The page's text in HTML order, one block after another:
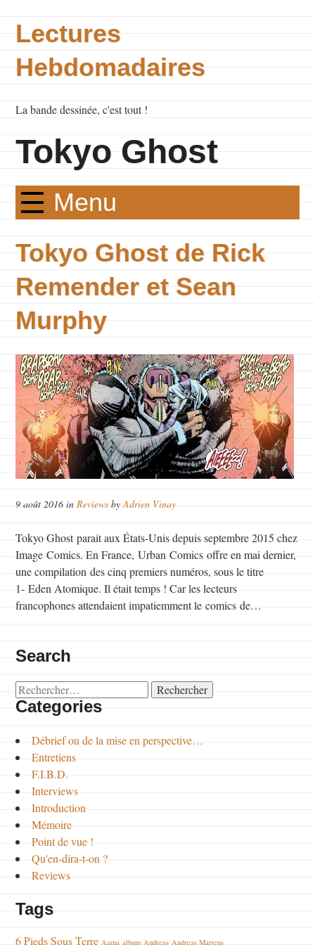
Lectures
Hebdomadaires
La bande dessinée, c'est tout !
Tokyo Ghost
Menu
Tokyo Ghost de Rick
Remender et Sean
Murphy
9 août 2016 in Reviews byAdrien Vinay
Tokyo Ghost parait aux États-Unis depuis septembre 2015 chez
Image Comics. En France, Urban Comics offre en mai dernier,
une compilation des cinq premiers numéros, sous le titre
1- Eden Atomique. Il était temps ! Car les lecteurs
francophones attendaient impatiemment le comics de…
Search
Rechercher :
Categories
Débrief ou de la mise en perspective…
Entretiens
F.I.B.D.
Interviews
Introduction
Mémoire
Point de vue !
Qu'en-dira-t-on ?
Reviews
Tags
6 Pieds Sous Terre Aama album Andreas Andreas Martens